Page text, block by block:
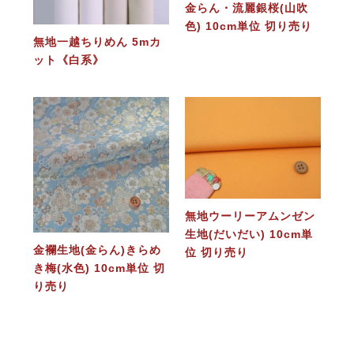
無地一越ちりめん 5mカ
ット《白系》
金らん・流麗銀桜(山吹
色) 10cm単位 切り売り
金襴生地(金らん)きらめ
き梅(水色) 10cm単位 切
り売り
無地ウーリーアムンゼン
生地(だいだい) 10cm単
位 切り売り